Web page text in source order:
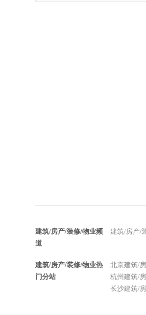
建筑/房产/装修/物业频
道
建筑/房产/
建筑/房产/装修/物业热
门分站
北京建筑/
杭州建筑/
长沙建筑/